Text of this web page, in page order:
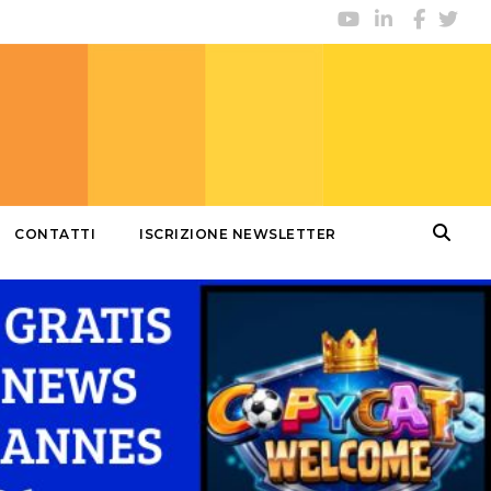
CONTATTI ISCRIZIONE NEWSLETTER